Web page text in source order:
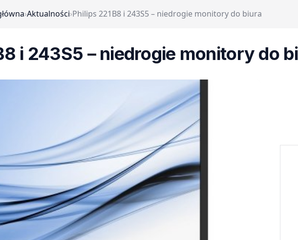
›Aktualności›Philips 221B8 i 243S5 – niedrogie monitory do biura
i 243S5 – niedrogie monitory do